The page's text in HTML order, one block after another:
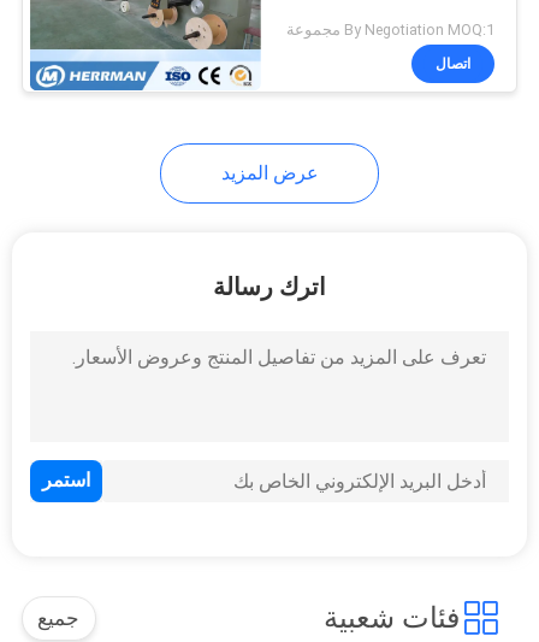
آلة صنع الأنابيب رتب
الأوتوماتيكي
By Negotiation MOQ:1 مجموعة
اتصال
عرض المزيد
اترك رسالة
فئات شعبية جميع